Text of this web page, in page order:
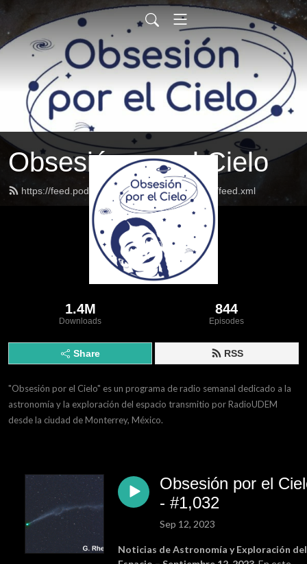
Obsesión por el Cielo
https://feed.podbean.com/obsesionporelcielo/feed.xml
1.4M
Downloads
844
Episodes
Share RSS
"Obsesión por el Cielo" es un programa de radio semanal dedicado a la
astronomía y la exploración del espacio transmitio por RadioUDEM
desde la ciudad de Monterrey, México.
Obsesión por el
- #1,032
Sep 12, 2023
Noticias de Astronomía y Exploración del